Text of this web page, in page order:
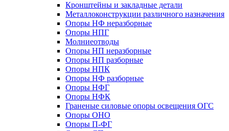
Кронштейны и закладные детали
Металлоконструкции различного назначения
Опоры НФ неразборные
Опоры НПГ
Молниеотводы
Опоры НП неразборные
Опоры НП разборные
Опоры НПК
Опоры НФ разборные
Опоры НФГ
Опоры НФК
Граненые силовые опоры освещения ОГС
Опоры ОНО
Опоры П-ФГ